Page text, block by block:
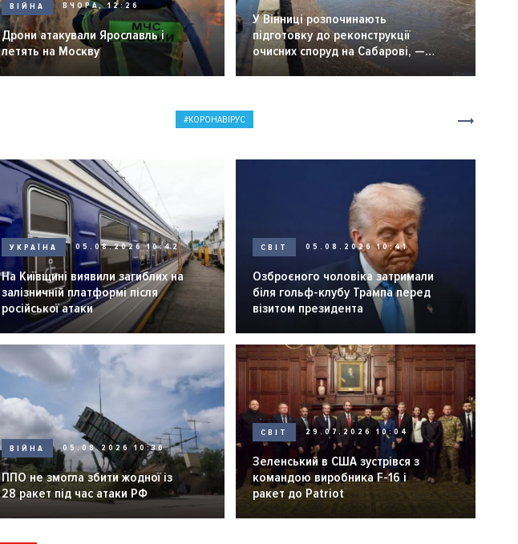
ВІЙНА ВЧОРА, 12:26
Дрони атакували Ярославль і
летять на Москву
У Вінниці розпочинають
підготовку до реконструкції
очисних споруд на Сабарові, —
мер Вінниці.
КОРОНАВІРУС
УКРАЇНА 05.08.2026 10:42
На Київщині виявили загиблих на
залізничній платформі після
російської атаки
СВІТ 05.08.2026 10:41
Озброєного чоловіка затримали
біля гольф-клубу Трампа перед
візитом президента
ВІЙНА 05.08.2026 10:36
ППО не змогла збити жодної із
28 ракет під час атаки РФ
СВІТ 29.07.2026 10:04
Зеленський в США зустрівся з
командою виробника F-16 і
ракет до Patriot